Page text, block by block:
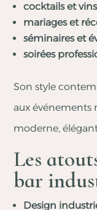
cocktails et
mariages et
séminaires et
soirées
Son style
aux
moderne,
Les
bar
Design